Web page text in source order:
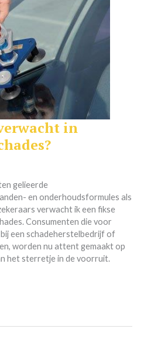
in
gelieerde
en onderhoudsformules als
verwacht ik een fikse
Consumenten die voor
een schadeherstelbedrijf of
worden nu attent gemaakt op
het sterretje in de voorruit.